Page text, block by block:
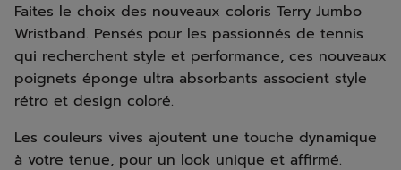
Faites le choix des nouveaux coloris Terry Jumbo
Wristband. Pensés pour les passionnés de tennis
qui recherchent style et performance, ces nouveaux
poignets éponge ultra absorbants associent style
rétro et design coloré.
Les couleurs vives ajoutent une touche dynamique
à votre tenue, pour un look unique et affirmé.